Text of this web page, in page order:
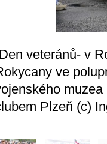
veteránů- v
ve
Plzeň (c)